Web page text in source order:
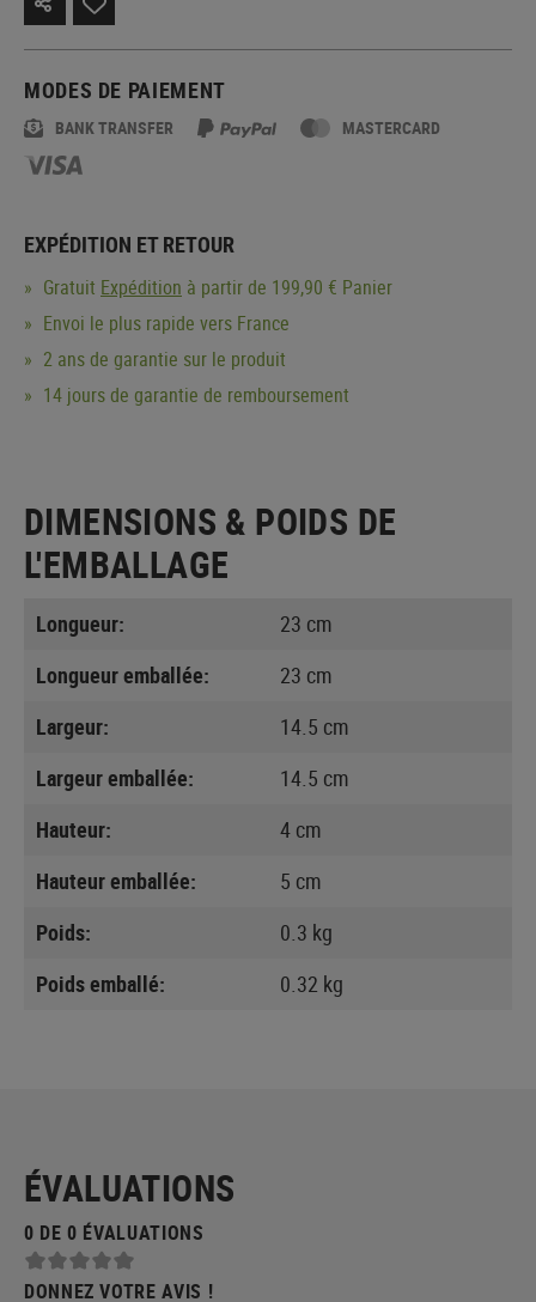
MODES DE PAIEMENT
BANK TRANSFER MASTERCARD
EXPÉDITION ET RETOUR
Gratuit Expédition à partir de 199,90 € Panier
Envoi le plus rapide vers France
2 ans de garantie sur le produit
14 jours de garantie de remboursement
DIMENSIONS & POIDS DE
L'EMBALLAGE
Longueur:
23 cm
Longueur emballée:
23 cm
Largeur:
14.5 cm
Largeur emballée:
14.5 cm
Hauteur:
4 cm
Hauteur emballée:
5 cm
Poids:
0.3 kg
Poids emballé:
0.32 kg
ÉVALUATIONS
0 DE 0 ÉVALUATIONS
DONNEZ VOTRE AVIS !